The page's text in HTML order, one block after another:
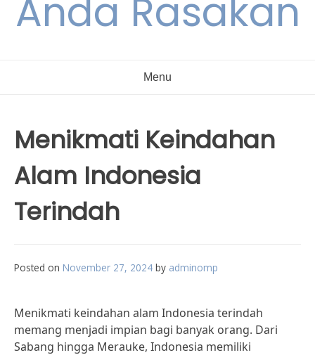
Anda Rasakan
Menu
Menikmati Keindahan
Alam Indonesia
Terindah
Posted on November 27, 2024 by adminomp
Menikmati keindahan alam Indonesia terindah
memang menjadi impian bagi banyak orang. Dari
Sabang hingga Merauke, Indonesia memiliki